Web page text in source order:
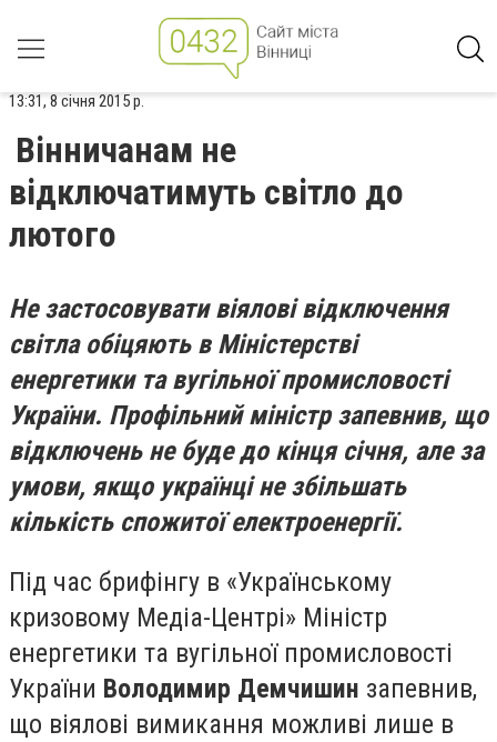
13:31, 8 січня 2015 р.
Вінничанам не
відключатимуть світло до
лютого
Не застосовувати віялові відключення
світла обіцяють в Міністерстві
енергетики та вугільної промисловості
України. Профільний міністр запевнив, що
відключень не буде до кінця січня, але за
умови, якщо українці не збільшать
кількість спожитої електроенергії.
Під час брифінгу в «Українському
кризовому Медіа-Центрі» Міністр
енергетики та вугільної промисловості
України Володимир Демчишин запевнив,
що віялові вимикання можливі лише в